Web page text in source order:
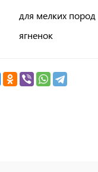
для мелких пород
ягненок